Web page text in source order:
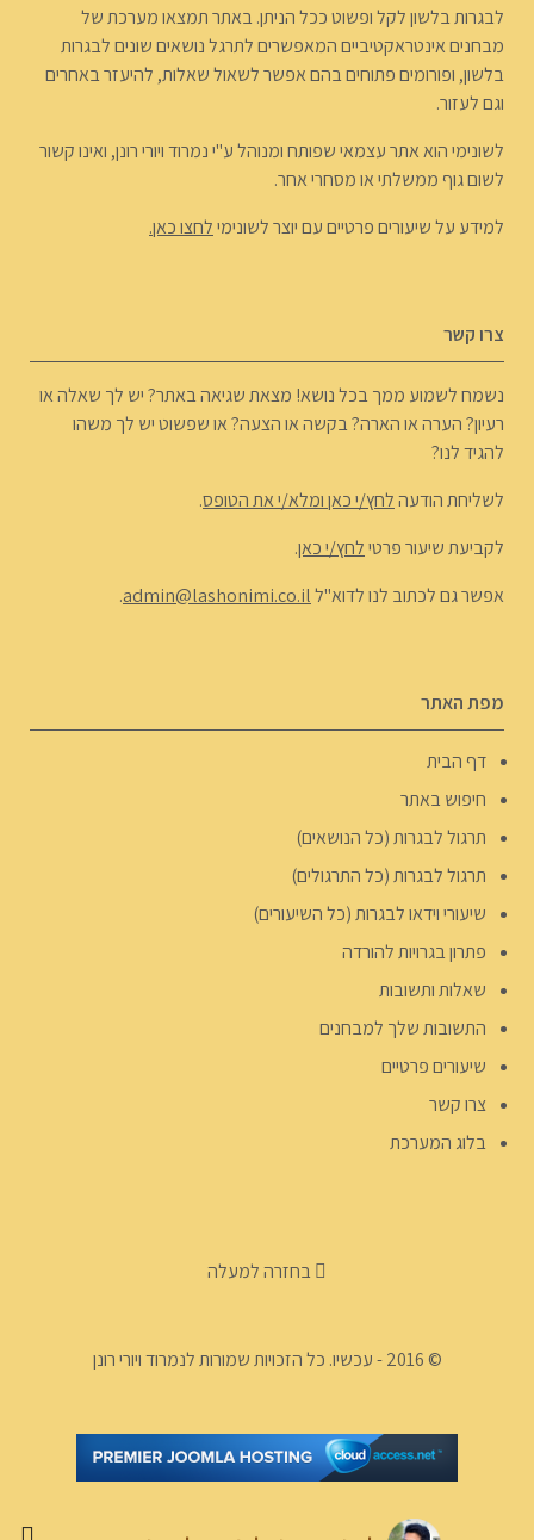
לבגרות בלשון לקל ופשוט ככל הניתן. באתר תמצאו מערכת של
מבחנים אינטראקטיביים המאפשרים לתרגל נושאים שונים לבגרות
בלשון, ופורומים פתוחים בהם אפשר לשאול שאלות, להיעזר באחרים
וגם לעזור.
לשונימי הוא אתר עצמאי שפותח ומנוהל ע"י נמרוד ויורי רונן, ואינו קשור
לשום גוף ממשלתי או מסחרי אחר.
למידע על שיעורים פרטיים עם יוצר לשונימילחצו כאן.
צרו קשר
נשמח לשמוע ממך בכל נושא! מצאת שגיאה באתר? יש לך שאלה או
רעיון? הערה או הארה? בקשה או הצעה? או שפשוט יש לך משהו
להגיד לנו?
לשליחת הודעהלחץ/י כאן ומלא/י את הטופס.
לקביעת שיעור פרטילחץ/י כאן.
אפשר גם לכתוב לנו לדוא"לadmin@lashonimi.co.il
.
מפת האתר
דף הבית
חיפוש באתר
תרגול לבגרות (כל הנושאים)
תרגול לבגרות (כל התרגולים)
שיעורי וידאו לבגרות (כל השיעורים)
פתרון בגרויות להורדה
שאלות ותשובות
התשובות שלך למבחנים
שיעורים פרטיים
צרו קשר
בלוג המערכת
בחזרה למעלה
© 2016 - עכשיו. כל הזכויות שמורות לנמרוד ויורי רונן